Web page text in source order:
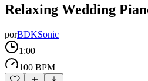
Relaxing Wedding
porBDKSonic
1:00
100 BPM